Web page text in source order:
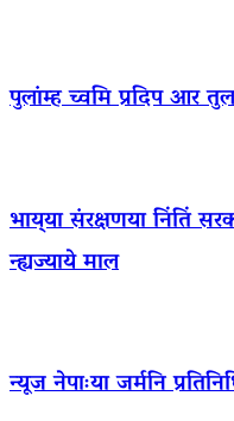
पुलांम्ह च्वमि प्रदिप आर
भाय्‌या संरक्षणया निंतिं
न्ह्यज्याये माल
न्यूज नेपाःया जर्मनि